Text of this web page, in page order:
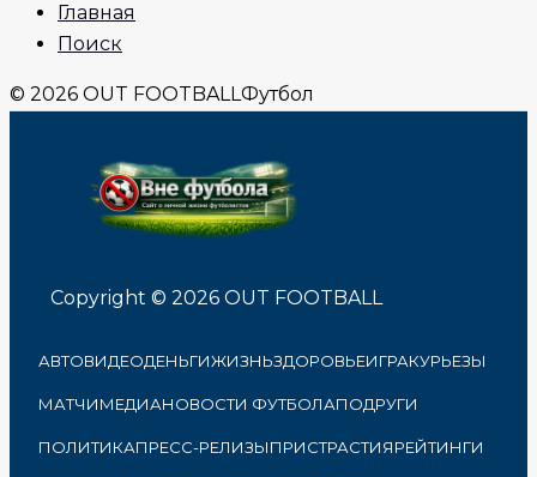
Главная
Поиск
© 2026 OUT FOOTBALLФутбол
Copyright © 2026 OUT FOOTBALL
АВТОВИДЕОДЕНЬГИЖИЗНЬЗДОРОВЬЕИГРАКУРЬЕЗЫ
МАТЧИМЕДИАНОВОСТИ ФУТБОЛАПОДРУГИ
ПОЛИТИКАПРЕСС-РЕЛИЗЫПРИСТРАСТИЯРЕЙТИНГИ